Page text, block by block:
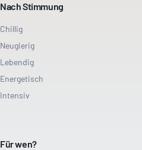
Nach Stimmung
Chillig
Neugierig
Lebendig
Energetisch
Intensiv
Für wen?